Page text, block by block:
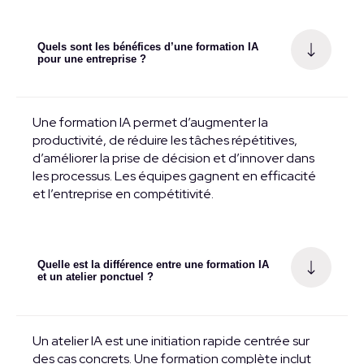
Quels sont les bénéfices d’une formation IA
pour une entreprise ?
Une formation IA permet d’augmenter la
productivité, de réduire les tâches répétitives,
d’améliorer la prise de décision et d’innover dans
les processus. Les équipes gagnent en efficacité
et l’entreprise en compétitivité.
Quelle est la différence entre une formation IA
et un atelier ponctuel ?
Un atelier IA est une initiation rapide centrée sur
des cas concrets. Une formation complète inclut